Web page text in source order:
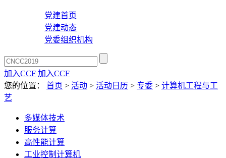
党建首页
党建动态
党委组织机构
加入CCF 加入CCF
您的位置： 首页 > 活动 > 活动日历 > 专委 > 计算机工程与工
艺
多媒体技术
服务计算
高性能计算
工业控制计算机